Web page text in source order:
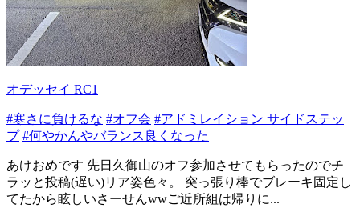
オデッセイ RC1
#寒さに負けるな #オフ会 #アドミレイション サイドステッ
プ #何やかんやバランス良くなった
あけおめです 先日久御山のオフ参加させてもらったのでチ
ラッと投稿(遅い)リア姿色々。 突っ張り棒でブレーキ固定し
てたから眩しいさーせんwwご近所組は帰りに...